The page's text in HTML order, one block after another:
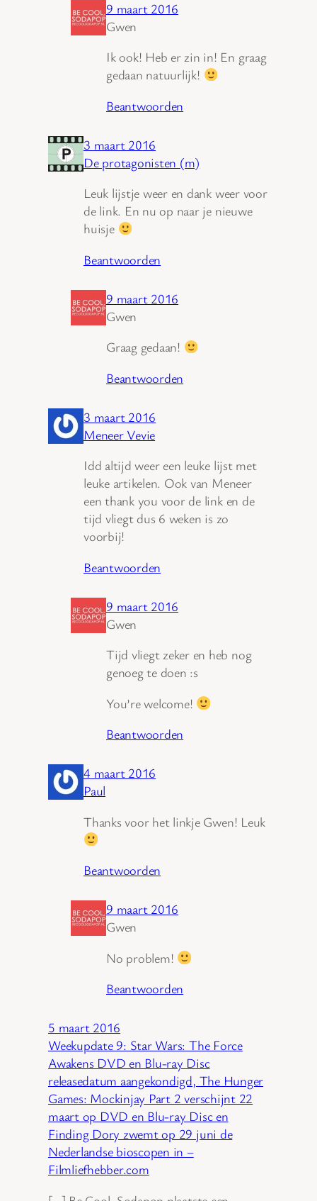
9 maart 2016
Gwen
Ik ook! Heb er zin in! En graag
gedaan natuurlijk!
Beantwoorden
3 maart 2016
De protagonisten (m)
Leuk lijstje weer en dank weer voor
de link. En nu op naar je nieuwe
huisje
Beantwoorden
9 maart 2016
Gwen
Graag gedaan!
Beantwoorden
3 maart 2016
Meneer Vevie
Idd altijd weer een leuke lijst met
leuke artikelen. Ook van Meneer
een thank you voor de link en de
tijd vliegt dus 6 weken is zo
voorbij!
Beantwoorden
9 maart 2016
Gwen
Tijd vliegt zeker en heb nog
genoeg te doen :s
You’re welcome!
Beantwoorden
4 maart 2016
Paul
Thanks voor het linkje Gwen! Leuk
Beantwoorden
9 maart 2016
Gwen
No problem!
Beantwoorden
5 maart 2016
Weekupdate 9: Star Wars: The Force
Awakens DVD en Blu-ray Disc
releasedatum aangekondigd, The Hunger
Games: Mockinjay Part 2 verschijnt 22
maart op DVD en Blu-ray Disc en
Finding Dory zwemt op 29 juni de
Nederlandse bioscopen in –
Filmliefhebber.com